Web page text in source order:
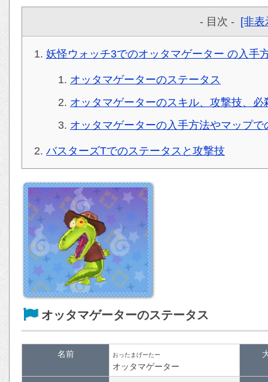
- 目次 - [非表
妖怪ウォッチ3でのオッタマゲーター の入手
オッタマゲーターのステータス
オッタマゲーターのスキル、攻撃技、必
オッタマゲーターの入手方法やマップで
バスターズTでのステータスと攻撃技
オッタマゲーターのステータス
名前 おったまげーたー
オッタマゲーター